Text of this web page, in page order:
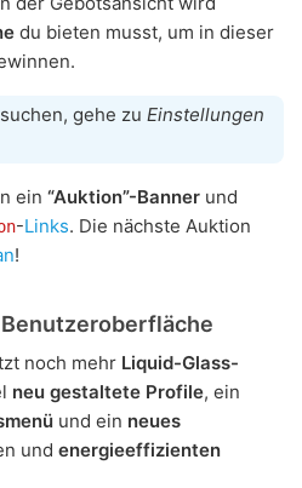
du bieten musst, um in dieser
gehe zu Einstellungen
ein “Auktion”-Banner und
-Links. Die nächste Auktion
!
noch mehr Liquid-Glass-
neu gestaltete Profile, ein
und ein neues
und energieeffizienten